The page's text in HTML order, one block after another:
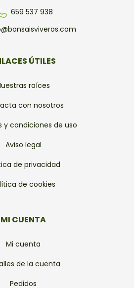
659 537 938
ÚTILES
raíces
con nosotros
y condiciones de uso
Aviso legal
de privacidad
de cookies
MI CUENTA
Mi cuenta
de la cuenta
Pedidos